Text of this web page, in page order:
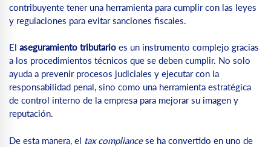
contribuyente tener una herramienta para cumplir con las leyes
y regulaciones para evitar sanciones fiscales.
El aseguramiento tributario es un instrumento complejo gracias
a los procedimientos técnicos que se deben cumplir. No solo
ayuda a prevenir procesos judiciales y ejecutar con la
responsabilidad penal, sino como una herramienta estratégica
de control interno de la empresa para mejorar su imagen y
reputación.
De esta manera, el tax compliancese ha convertido en uno de